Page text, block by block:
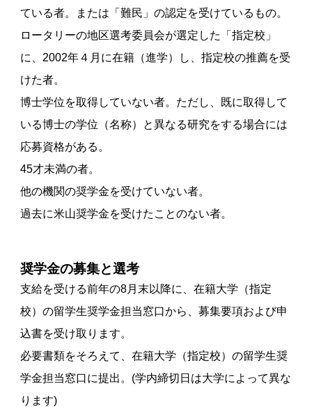
ている者。または「難民」の認定を受けているもの。
ロータリーの地区選考委員会が選定した「指定校」
に、2002年４月に在籍（進学）し、指定校の推薦を受
けた者。
博士学位を取得していない者。ただし、既に取得して
いる博士の学位（名称）と異なる研究をする場合には
応募資格がある。
45才未満の者。
他の機関の奨学金を受けていない者。
過去に米山奨学金を受けたことのない者。
奨学金の募集と選考
支給を受ける前年の8月末以降に、在籍大学（指定
校）の留学生奨学金担当窓口から、募集要項および申
込書を受け取ります。
必要書類をそろえて、在籍大学（指定校）の留学生奨
学金担当窓口に提出。(学内締切日は大学によって異な
ります)